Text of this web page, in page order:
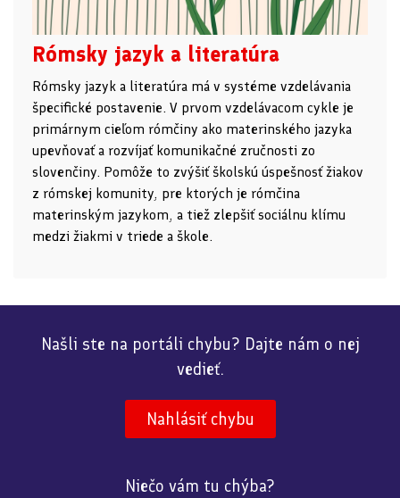
Rómsky jazyk a literatúra
Rómsky jazyk a literatúra má v systéme vzdelávania
špecifické postavenie. V prvom vzdelávacom cykle je
primárnym cieľom rómčiny ako materinského jazyka
upevňovať a rozvíjať komunikačné zručnosti zo
slovenčiny. Pomôže to zvýšiť školskú úspešnosť žiakov
z rómskej komunity, pre ktorých je rómčina
materinským jazykom, a tiež zlepšiť sociálnu klímu
medzi žiakmi v triede a škole.
Našli ste na portáli chybu? Dajte nám o nej
vedieť.
Nahlásiť chybu
Niečo vám tu chýba?